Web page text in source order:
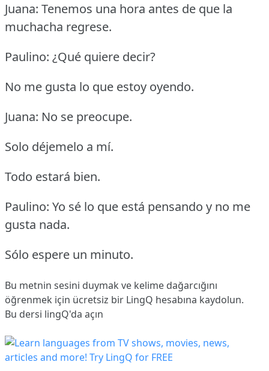
Juana: Tenemos una hora antes de que la
muchacha regrese.
Paulino: ¿Qué quiere decir?
No me gusta lo que estoy oyendo.
Juana: No se preocupe.
Solo déjemelo a mí.
Todo estará bien.
Paulino: Yo sé lo que está pensando y no me
gusta nada.
Sólo espere un minuto.
Bu metnin sesini duymak ve kelime dağarcığını
öğrenmek için ücretsiz bir LingQ hesabına kaydolun.
Bu dersi lingQ'da açın